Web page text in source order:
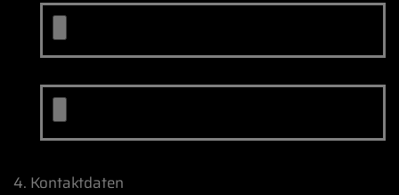
4. Kontaktdaten